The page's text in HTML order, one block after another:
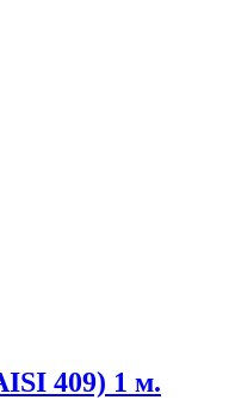
409) 1 м.